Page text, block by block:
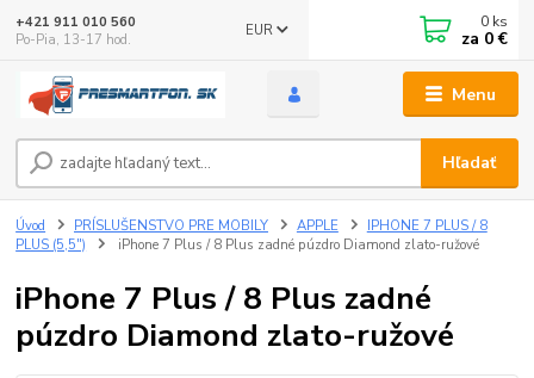
Menu
EUR
Hľadať
+421 911 010 560
Po-Pia, 13-17 hod.
0 ks
za 0 €
Úvod PRÍSLUŠENSTVO PRE MOBILY APPLE
IPHONE 7 PLUS / 8
PLUS (5,5")
iPhone 7 Plus / 8 Plus zadné púzdro Diamond zlato-ružové
iPhone 7 Plus / 8 Plus zadné
púzdro Diamond zlato-ružové